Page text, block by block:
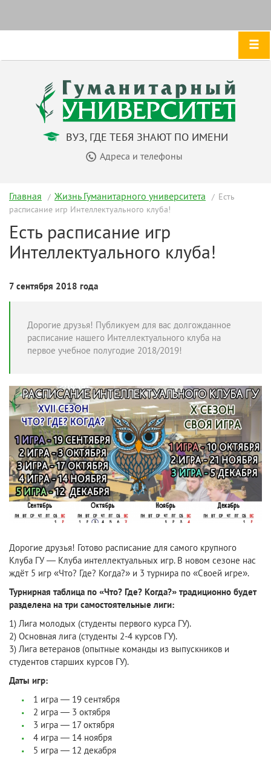
ВУЗ, ГДЕ ТЕБЯ ЗНАЮТ ПО ИМЕНИ
Адреса и телефоны
Главная Жизнь Гуманитарного университета
Есть
расписание игр Интеллектуального клуба!
Есть расписание игр
Интеллектуального клуба!
7 сентября 2018 года
Дорогие друзья! Публикуем для вас долгожданное
расписание нашего Интеллектуального клуба на
первое учебное полугодие 2018/2019!
Дорогие друзья! Готово расписание для самого крупного
Клуба ГУ — Клуба интеллектуальных игр. В новом сезоне нас
ждёт 5 игр «Что? Где? Когда?» и 3 турнира по «Своей игре».
Турнирная таблица по «Что? Где? Когда?» традиционно будет
разделена на три самостоятельные лиги:
1) Лига молодых (студенты первого курса ГУ).
2) Основная лига (студенты 2-4 курсов ГУ).
3) Лига ветеранов (опытные команды из выпускников и
студентов старших курсов ГУ).
Даты игр:
1 игра — 19 сентября
2 игра — 3 октября
3 игра — 17 октября
4 игра — 14 ноября
5 игра — 12 декабря